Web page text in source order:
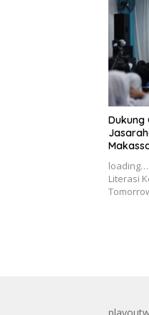
Dukung
loading…
Literasi